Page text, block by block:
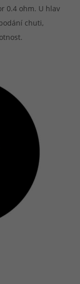
0.4 ohm. U hlav
chuti,